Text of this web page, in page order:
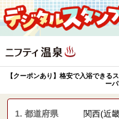
【クーポンあり】格安で入浴できる
ー
1. 都道府県 関西(近